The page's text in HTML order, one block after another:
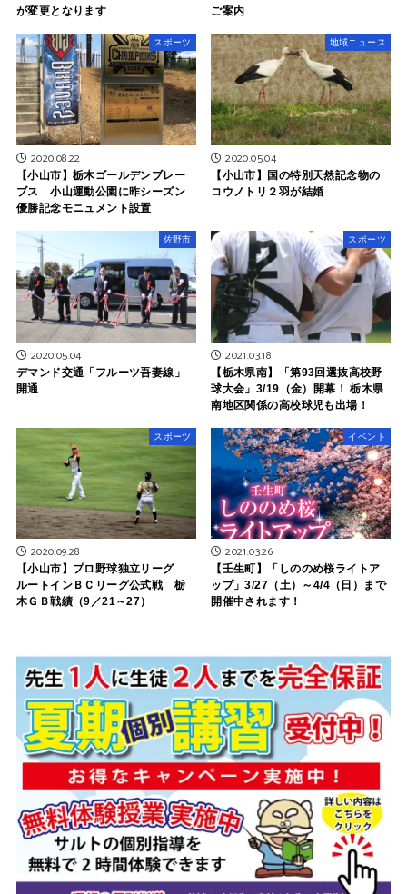
が変更となります
ご案内
スポーツ
2020.08.22
【小山市】栃木ゴールデンブレー
ブス 小山運動公園に昨シーズン
優勝記念モニュメント設置
地域ニュース
2020.05.04
【小山市】国の特別天然記念物の
コウノトリ２羽が結婚
佐野市
2020.05.04
デマンド交通「フルーツ吾妻線」
開通
スポーツ
2021.03.18
【栃木県南】「第93回選抜高校野
球大会」3/19（金）開幕！ 栃木県
南地区関係の高校球児も出場！
スポーツ
2020.09.28
【小山市】プロ野球独立リーグ
ルートインＢＣリーグ公式戦 栃
木ＧＢ戦績（9／21～27）
イベント
2021.03.26
【壬生町】「しののめ桜ライトア
ップ」3/27（土）～4/4（日）まで
開催中されます！